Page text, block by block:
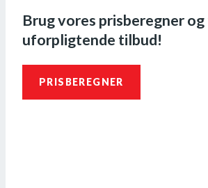
Brug vores prisberegner
uforpligtende tilbud!
PRISBEREGNER